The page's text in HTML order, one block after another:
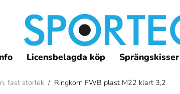
Licensbelagda köp Sprängskisser
fast storlek / Ringkorn FWB plast M22 klart 3,2